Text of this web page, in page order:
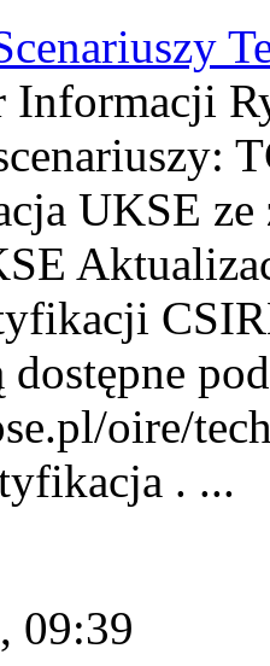
Informacji
UKSE
oire/
. ...
09:39